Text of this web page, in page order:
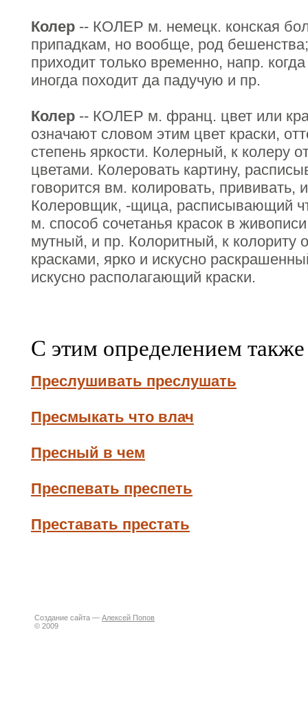
Колер -- КОЛЕР м. немецк. конская
припадкам, но вообще, род
приходит только временно, напр.
иногда походит да падучую и пр.
Колер -- КОЛЕР м. франц. цвет или
означают словом этим цвет краски,
степень яркости. Колерный, к колеру
цветами. Колеровать картину,
говорится вм. колировать, прививать,
Колеровщик, -щица, расписывающий
м. способ сочетанья красок в
мутный, и пр. Колоритный, к колориту
красками, ярко и искусно
искусно располагающий краски.
С этим определением
Преслушивать преслушать
Пресмыкать что влач
Пресный в чем
Преспевать преспеть
Преставать престать
Создание сайта — Алексей Попов
© 2009